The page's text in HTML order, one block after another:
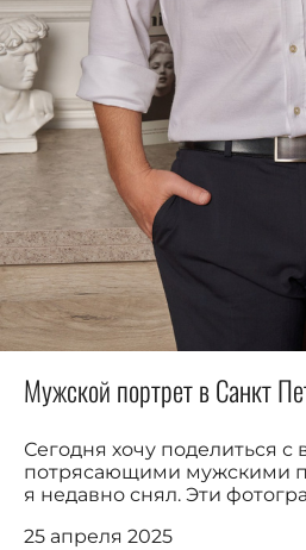
Мужской портрет в Санкт
Сегодня хочу поделиться с
потрясающими мужскими
я недавно снял. Эти
25 апреля 2025